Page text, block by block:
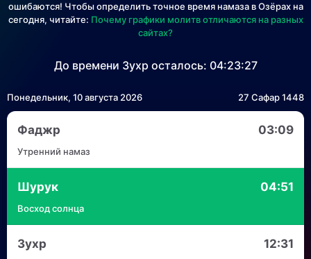
ошибаются! Чтобы определить точное время намаза в Озёрах на
сегодня, читайте: Почему графики молитв отличаются на разных
сайтах?
До времени Зухр осталось: 04:23:27
Понедельник, 10 августа 2026 27 Сафар 1448
Фаджр 03:09
Утренний намаз
Шурук 04:51
Восход солнца
Зухр 12:31